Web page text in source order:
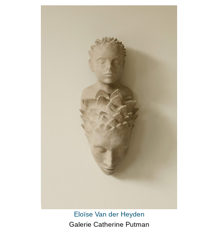
Eloïse Van der Heyden
Galerie Catherine Putman